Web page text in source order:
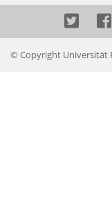
© Copyright Universität